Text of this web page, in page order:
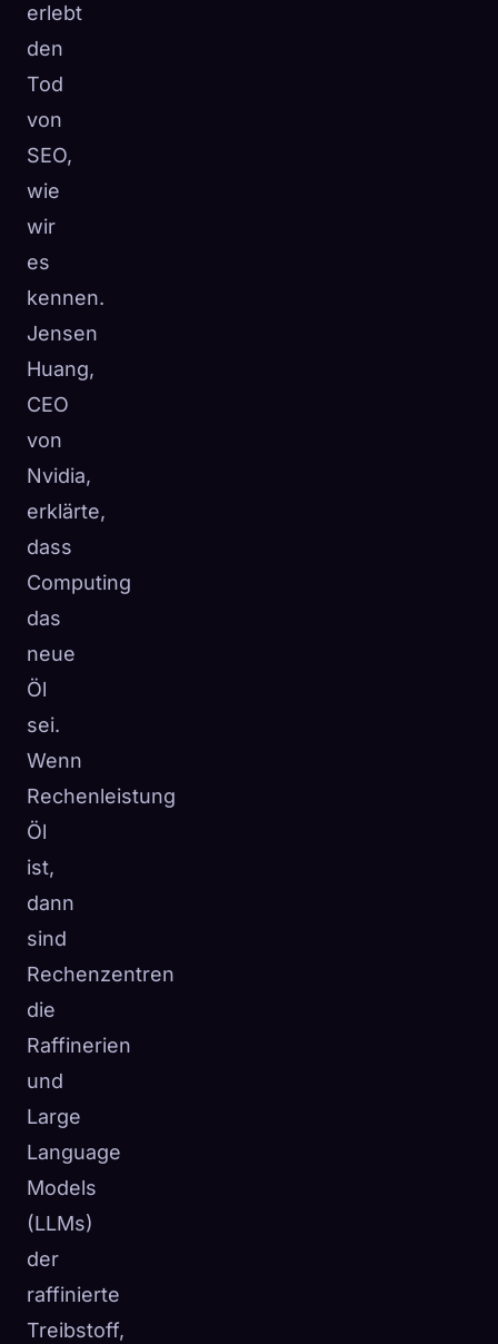
erlebt
den
Tod
von
SEO,
wie
wir
es
kennen.
Jensen
Huang,
CEO
von
Nvidia,
erklärte,
dass
Computing
das
neue
Öl
sei.
Wenn
Rechenleistung
Öl
ist,
dann
sind
Rechenzentren
die
Raffinerien
und
Large
Language
Models
(LLMs)
der
raffinierte
Treibstoff,